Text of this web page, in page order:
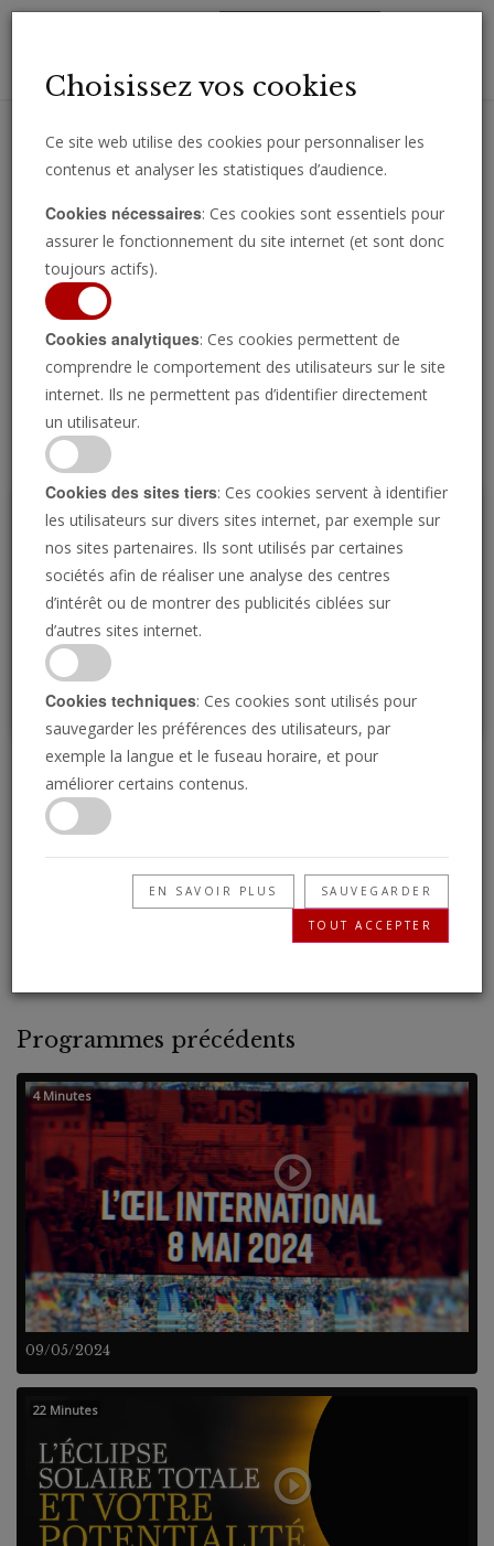
importantes directement par e-mail.
Regarder l’émission
P
Le plan ultime de Dieu
Le plan ultime de Dieu concerne la famille.
Découvrez comment le plan familial de Dieu
Programmes précédents
09/05/2024
4 Minutes
22 Minutes
Choisissez vos cookies
Ce site web utilise des cookies pour personnaliser les
contenus et analyser les statistiques d’audience.
Cookies nécessaires: Ces cookies sont essentiels pour
assurer le fonctionnement du site internet (et sont donc
toujours actifs).
Cookies analytiques: Ces cookies permettent de
comprendre le comportement des utilisateurs sur le site
internet. Ils ne permettent pas d’identifier directement
un utilisateur.
Cookies des sites tiers: Ces cookies servent à identifier
les utilisateurs sur divers sites internet, par exemple sur
nos sites partenaires. Ils sont utilisés par certaines
sociétés afin de réaliser une analyse des centres
d’intérêt ou de montrer des publicités ciblées sur
d’autres sites internet.
Cookies techniques: Ces cookies sont utilisés pour
sauvegarder les préférences des utilisateurs, par
exemple la langue et le fuseau horaire, et pour
améliorer certains contenus.
EN SAVOIR PLUS SAUVEGARDER
TOUT ACCEPTER